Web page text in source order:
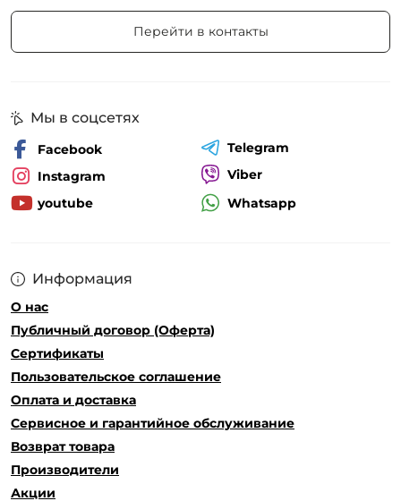
Перейти в контакты
Информация
О нас
Публичный договор (Оферта)
Сертификаты
Пользовательское соглашение
Оплата и доставка
Сервисное и гарантийное обслуживание
Возврат товара
Производители
Акции
Мы в соцсетях
Facebook
Instagram
youtube
Telegram
Viber
Whatsapp